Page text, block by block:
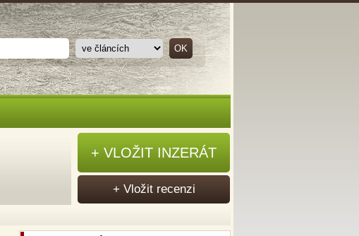
+ VLOŽIT INZERÁT
+ Vložit recenzi